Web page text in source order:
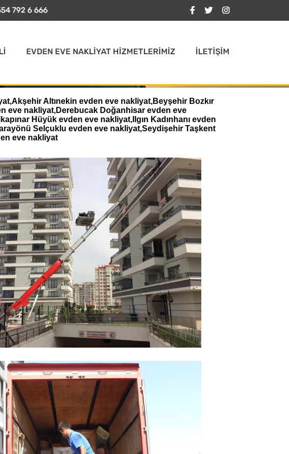
Altınekin evden eve nakliyat,Beyşehir Bozkır
eve nakliyat,Derebucak Doğanhisar evden eve
Hüyük evden eve nakliyat,Ilgın Kadınhanı evden
Selçuklu evden eve nakliyat,Seydişehir Taşkent
eve nakliyat